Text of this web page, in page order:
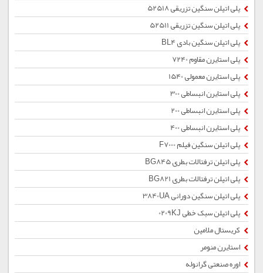
پلی اتیلن سنگین تزریقی 52518
پلی اتیلن سنگین تزریقی 52511
پلی اتیلن سنگین بادی BL4
پلی استایرن مقاوم 7240
پلی استایرن معمولی 1540
پلی استایرن انبساطی 300
پلی استایرن انبساطی 200
پلی استایرن انبساطی 400
پلی اتیلن سنگین فیلم F7000
پلی اتیلن ترفتالات بطری BG845
پلی اتیلن ترفتالات بطری BG821
پلی اتیلن سنگین دورانی 3840UA
پلی اتیلن سبک خطی 0209KJ
کریستال ملامین
استایرن منومر
اوره صنعتی گرانوله